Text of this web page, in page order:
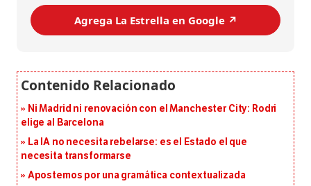
Agrega La Estrella en Google ↗️
Ni Madrid ni renovación con el Manchester City: Rodri
elige al Barcelona
La IA no necesita rebelarse: es el Estado el que
necesita transformarse
Apostemos por una gramática contextualizada